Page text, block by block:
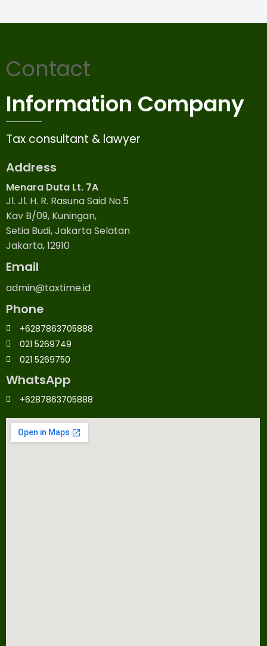
Contact
Information Company
Tax consultant & lawyer
Address
Menara Duta Lt. 7A
Jl. Jl. H. R. Rasuna Said No.5
Kav B/09, Kuningan,
Setia Budi, Jakarta Selatan
Jakarta, 12910
Email
admin@taxtime.id
Phone
+6287863705888
021 5269749
021 5269750
WhatsApp
+6287863705888